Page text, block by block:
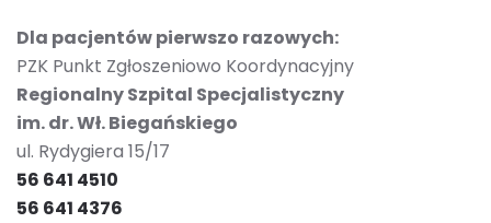
Dla pacjentów pierwszo razowych:
PZK Punkt Zgłoszeniowo Koordynacyjny
Regionalny Szpital Specjalistyczny
im. dr. Wł. Biegańskiego
ul. Rydygiera 15/17
56 641 4510
56 641 4376